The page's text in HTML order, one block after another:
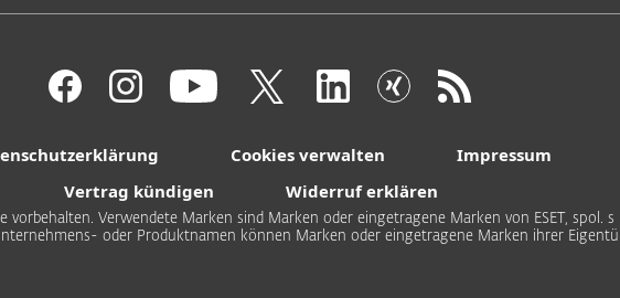
Cookies verwalten Impressum
Vertrag kündigen
Widerruf erklären
vorbehalten. Verwendete Marken sind Marken oder eingetragene Marken von ESET, spol. s
oder Produktnamen können Marken oder eingetragene Marken ihrer